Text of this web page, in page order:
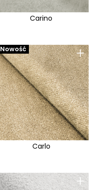
Carino
+
Nowość
Carlo
+